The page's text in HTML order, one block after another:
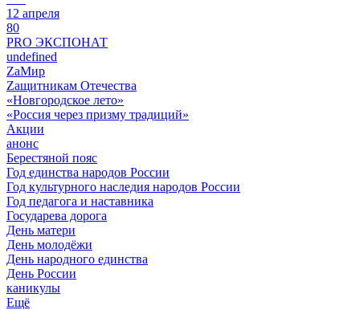
12 апреля
80
PRO ЭКСПОНАТ
undefined
ZaМир
Zащитникам Отечества
«Новгородское лето»
«Россия через призму традиций»
Акции
анонс
Берестяной пояс
Год единства народов России
Год культурного наследия народов России
Год педагога и наставника
Государева дорога
День матери
День молодёжи
День народного единства
День России
каникулы
Ещё